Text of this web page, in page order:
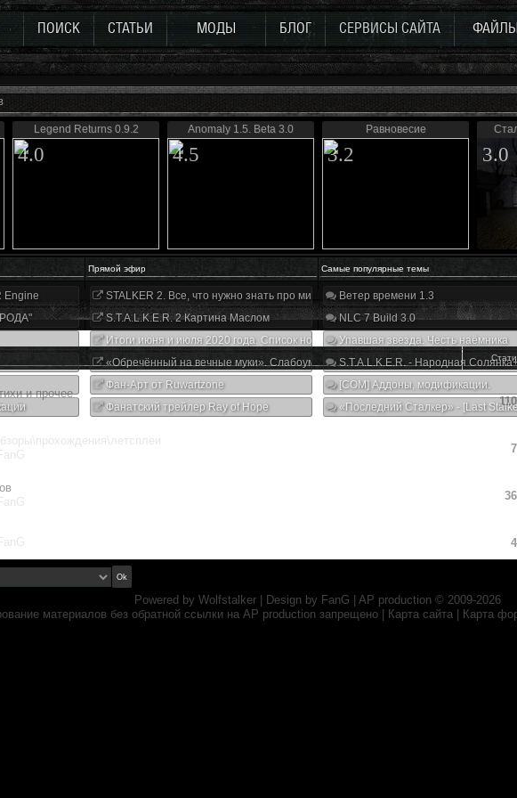
ПОИСК СТАТЬИ МОДЫ БЛОГ СЕРВИСЫ САЙТА
Legend Returns 0.9.2
4.0
Anomaly 1.5. Beta 3.0
4.5
Равновесие
3.2 3.0
Прямой эфир Самые популярные темы
Engine
STALKER 2. Все, что нужно знать про мир, геймплей и сюжет | Разбор трейлера
S.T.A.L.K.E.R. 2 Картина Маслом
Итоги июня и июля 2020 года. Список нововведений
«Обречённый на вечные муки». Слабоумие и отвага
Фан-Арт от Ruwartzone
Фанатский трейлер Ray of Hope
Ветер времени 1.3
NLC 7 Build 3.0
Упавшая звезда. Честь наёмника
S.T.A.L.K.E.R. - Народная
[COM] Аддоны, модификации.
«Последний Сталкер» - [Last
и прочее
FanG
FanG
FanG
Powered by Wolfstalker | Design by FanG AP production © 2009-2026
материалов без обратной ссылки на AP production запрещено | Карта сайта Карта